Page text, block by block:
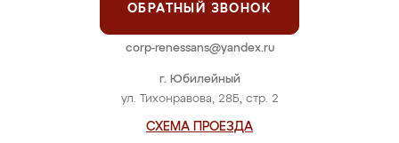
г. Юбилейный
ул. Тихонравова, 28Б, стр. 2
СХЕМА ПРОЕЗДА
ОБРАТНЫЙ ЗВОНОК
corp-renessans@yandex.ru